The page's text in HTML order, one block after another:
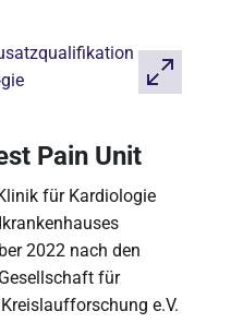
Pain Unit
für Kardiologie
2022 nach den
für
e.V.